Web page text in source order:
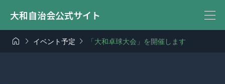
大和自治会公式サイト
  イベント予定  「大和卓球大会」を開催します